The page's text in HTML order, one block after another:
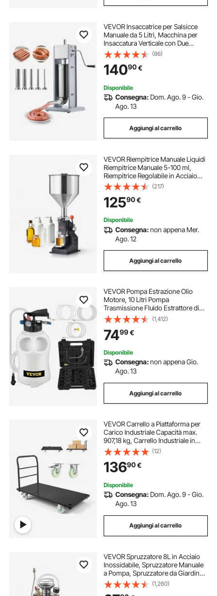
VEVOR Insaccatrice per Salsicce
Manuale da 5 Litri, Macchina per
Insaccatura Verticale con Due
Velocità e 5 Tubi di Riempimento e
Maniglia, in Acciaio Inossidabile per
Uso Commerciale Domestico
(86)
14090€
Disponibile
Consegna: Dom. Ago. 9 - Gio.
Ago. 13
Aggiungi al carrello
VEVOR Riempitrice Manuale Liquidi
Riempitrice Manuale 5-100 ml,
Riempitrice Regolabile in Acciaio
Inossidabile con Tramoggia per
Latte, Acqua, Succo, Olio
Essenziale, Shampoo, Miele,
Crema Cosmetica
(217)
12590€
Disponibile
Consegna:non appena Mer.
Ago. 12
Aggiungi al carrello
VEVOR Pompa Estrazione Olio
Motore, 10 Litri Pompa
Trasmissione Fluido Estrattore di
Olio, 10L ATF Kit Cambio Olio
Manuale Sistema di Riempimento
Pompa del Liquido Strumento con
14 Adattatori Comuni
(1,412)
7499€
Disponibile
Consegna:non appena Gio.
Ago. 13
Aggiungi al carrello
VEVOR Carrello a Piattaforma per
Carico Industriale Capacità max.
907,18 kg, Carrello Industriale in
Acciaio con Ruote Girevoli e
Maniglia, Pianale a Spinta Manuale
per Trasporto Merci Pacchi
(12)
13690€
Disponibile
Consegna: Dom. Ago. 9 - Gio.
Ago. 13
Aggiungi al carrello
VEVOR Spruzzatore 8L in Acciaio
Inossidabile, Spruzzatore Manuale
a Pompa, Spruzzatore da Giardino
Rinforzato a Pressione da 3,3
Pollici, Spruzzatore per
(1,260)